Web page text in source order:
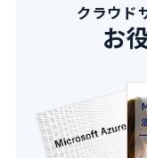
クラウド
お